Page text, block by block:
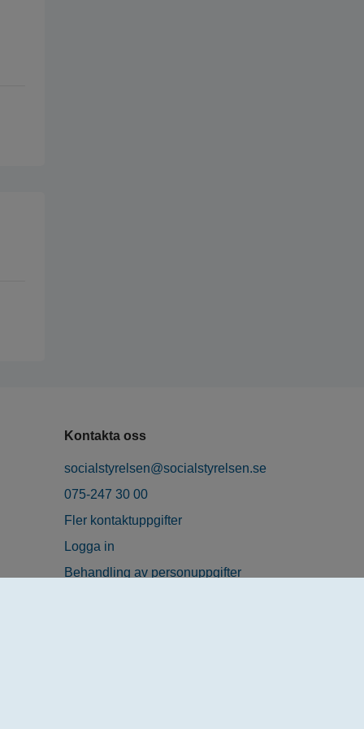
Kontakta oss
socialstyrelsen@socialstyrelsen.se
075-247 30 00
Fler kontaktuppgifter
Logga in
Behandling av personuppgifter